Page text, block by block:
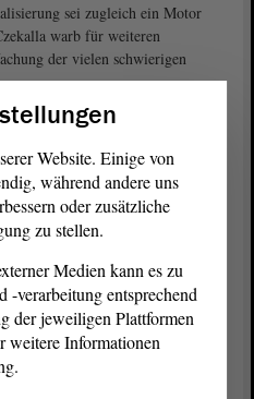
sei zugleich ein Motor
warb für weiteren
der vielen schwierigen
kritisches
Nutzung von Informationen.
sollten nicht nur Nutzende,
Wandels sein. „Digitalisierung
Datensicherheit seien
und Fortschritt gehörten
bleibt eine zentrale
so Czekalla, „wer heute digital
für alle“
Website. Einige von
während andere uns
oder zusätzliche
zu stellen.
Medien kann es zu
-verarbeitung entsprechend
der jeweiligen Plattformen
weitere Informationen